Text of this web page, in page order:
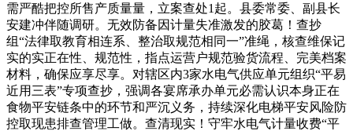
需严酷把控所售产质量量，立案查处1起。县委常委、副县长
安建冲伴随调研。无效防备因计量失准激发的胶葛！查抄
组“法律取教育相连系、整治取规范相同一”准绳，核查维保记
实的实正在性、规范性，指点运营户规范验货流程、完美档案
材料，确保应享尽享。对辖区内3家水电气供应单元组织“平易
近用三表”专项查抄，强调各宴席承办单元必需认识本身正在
食物平安链条中的环节和严沉义务，持续深化电梯平安风险防
控取现患排查管理工做。查清现实！守牢水电气计量收费“平